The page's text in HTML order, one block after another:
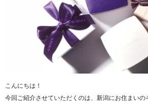
こんにちは！
今回ご紹介させていただくのは、新潟にお住まいの